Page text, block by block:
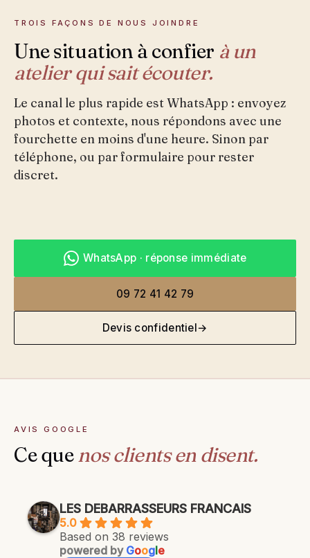
TROIS FAÇONS DE NOUS JOINDRE
Une situation à confier à un
atelier qui sait écouter.
Le canal le plus rapide est WhatsApp : envoyez
photos et contexte, nous répondons avec une
fourchette en moins d'une heure. Sinon par
téléphone, ou par formulaire pour rester
discret.
WhatsApp · réponse immédiate
09 72 41 42 79
Devis confidentiel→
AVIS GOOGLE
Ce que nos clients en disent.
LES DEBARRASSEURS FRANCAIS
5.0
Based on 38 reviews
powered by Google